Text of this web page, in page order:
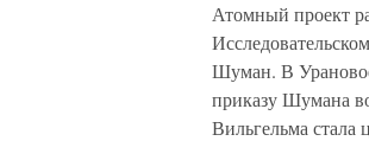
Атомный проект
Шуман. В
приказу Шумана
Вильгельма стала